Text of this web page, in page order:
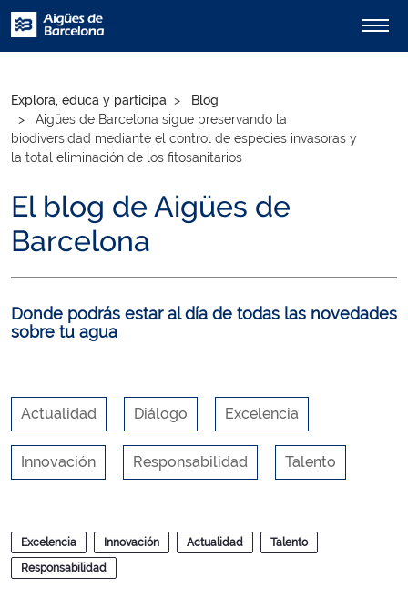
Explora, educa y participa
Blog
Aigües de Barcelona sigue preservando la
biodiversidad mediante el control de especies invasoras y
la total eliminación de los fitosanitarios
El blog de Aigües de
Barcelona
Donde podrás estar al día de todas las novedades
sobre tu agua
Actualidad Diálogo Excelencia
Innovación Responsabilidad Talento
Blogs
Excelencia Innovación Actualidad
Talento
Responsabilidad